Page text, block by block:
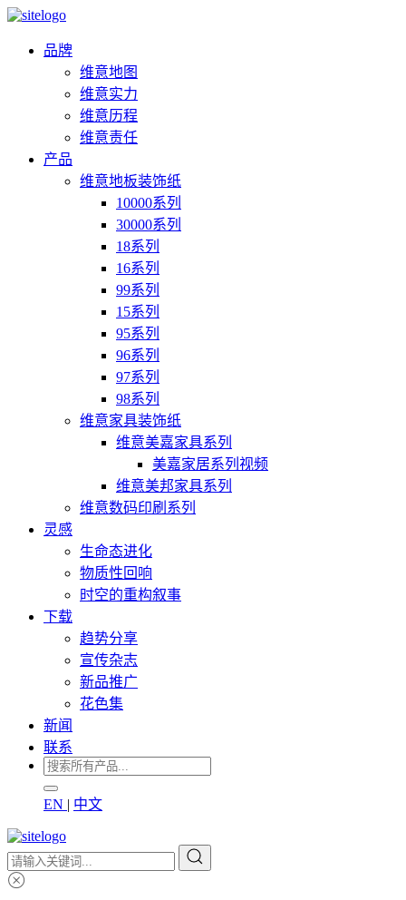
品牌
维意地图
维意实力
维意历程
维意责任
产品
维意地板装饰纸
10000系列
30000系列
18系列
16系列
99系列
15系列
95系列
96系列
97系列
98系列
维意家具装饰纸
维意美嘉家具系列
美嘉家居系列视频
维意美邦家具系列
维意数码印刷系列
灵感
生命态进化
物质性回响
时空的重构叙事
下载
趋势分享
宣传杂志
新品推广
花色集
新闻
联系
EN | 中文